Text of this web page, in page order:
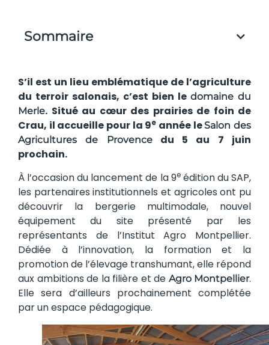
Sommaire
S’il est un lieu emblématique de l’agriculture
du terroir salonais, c’est bien le domaine du
Merle. Situé au cœur des prairies de foin de
Crau, il accueille pour la 9e année leSalon des
Agricultures de Provencedu 5 au 7 juin
prochain.
À l’occasion du lancement de la 9eédition du SAP,
les partenaires institutionnels et agricoles ont pu
découvrir la bergerie multimodale, nouvel
équipement du site présenté par les
représentants de l’Institut Agro Montpellier.
Dédiée à l’innovation, la formation et la
promotion de l’élevage transhumant, elle répond
aux ambitions de la filière et de Agro Montpellier.
Elle sera d’ailleurs prochainement complétée
par un espace pédagogique.